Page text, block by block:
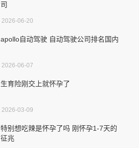
司
2026-06-20
apollo自动驾驶 自动驾驶公司排名国内
2026-06-07
生育险刚交上就怀孕了
2026-03-09
特别想吃辣是怀孕了吗 刚怀孕1-7天的
征兆